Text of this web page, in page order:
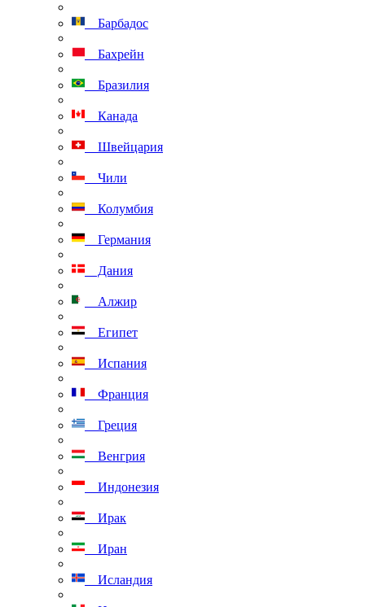
Барбадос
Бахрейн
Бразилия
Канада
Швейцария
Чили
Колумбия
Германия
Дания
Алжир
Египет
Испания
Франция
Греция
Венгрия
Индонезия
Ирак
Иран
Исландия